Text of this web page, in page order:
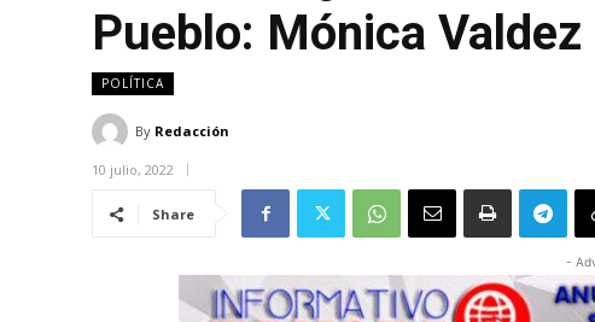
Pueblo: Mónica Valdez
POLÍTICA
By Redacción
10 julio, 2022
Share
-